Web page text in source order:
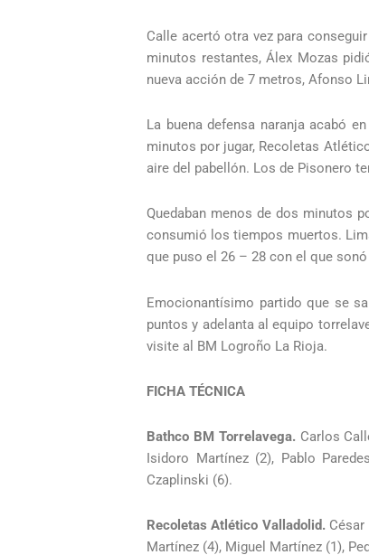
Calle acertó otra vez para
minutos restantes, Álex Mozas
nueva acción de 7 metros, Afonso
La buena defensa naranja acabó
minutos por jugar, Recoletas
aire del pabellón. Los de Pisonero
Quedaban menos de dos minutos
consumió los tiempos muertos.
que puso el 26 – 28 con el que
Emocionantísimo partido que se
puntos y adelanta al equipo
visite al BM Logroño La Rioja.
FICHA TÉCNICA
Bathco BM Torrelavega. Carlos
Isidoro Martínez (2), Pablo
Czaplinski (6).
Recoletas Atlético Valladolid.
Martínez (4), Miguel Martínez (1),